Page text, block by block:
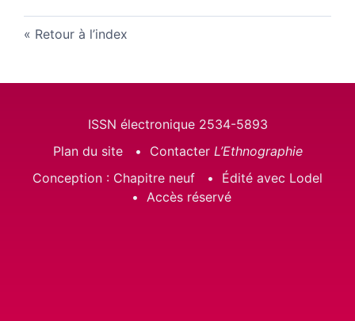
Retour à l’index
ISSN électronique 2534-5893
Plan du site
Contacter L’Ethnographie
Conception : Chapitre neuf
Édité avec Lodel
Accès réservé